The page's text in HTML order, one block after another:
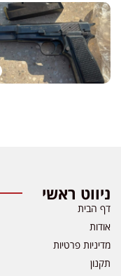
ניווט ראשי
דף הבית
אודות
מדיניות פרטיות
תקנון